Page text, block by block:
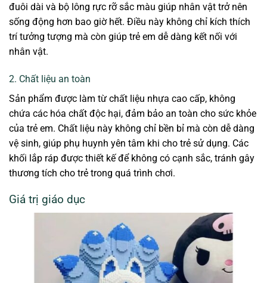
đuôi dài và bộ lông rực rỡ sắc màu giúp nhân vật trở nên
sống động hơn bao giờ hết. Điều này không chỉ kích thích
trí tưởng tượng mà còn giúp trẻ em dễ dàng kết nối với
nhân vật.
2. Chất liệu an toàn
Sản phẩm được làm từ chất liệu nhựa cao cấp, không
chứa các hóa chất độc hại, đảm bảo an toàn cho sức khỏe
của trẻ em. Chất liệu này không chỉ bền bỉ mà còn dễ dàng
vệ sinh, giúp phụ huynh yên tâm khi cho trẻ sử dụng. Các
khối lắp ráp được thiết kế để không có cạnh sắc, tránh gây
thương tích cho trẻ trong quá trình chơi.
Giá trị giáo dục